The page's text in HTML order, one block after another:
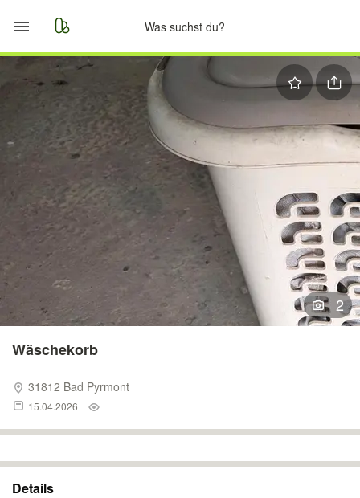
Start
Merkliste
Nachrichten
Anzeige aufgeben
2
Wäschekorb
31812 Bad Pyrmont
15.04.2026
Details